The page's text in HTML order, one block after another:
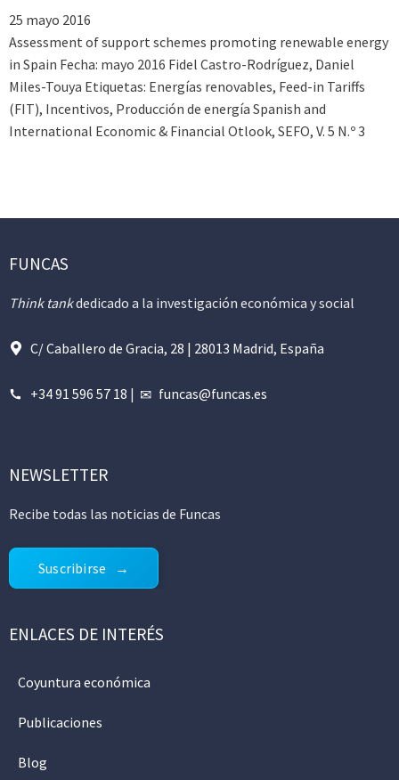
25 mayo 2016
Assessment of support schemes promoting renewable energy
in Spain Fecha: mayo 2016 Fidel Castro-Rodríguez, Daniel
Miles-Touya Etiquetas: Energías renovables, Feed-in Tariffs
(FIT), Incentivos, Producción de energía Spanish and
International Economic & Financial Otlook, SEFO, V. 5 N.º 3
FUNCAS
Think tankdedicado a la investigación económica y social
C/ Caballero de Gracia, 28 | 28013 Madrid, España
+34 91 596 57 18 | funcas@funcas.es
NEWSLETTER
Recibe todas las noticias de Funcas
Suscribirse
ENLACES DE INTERÉS
Coyuntura económica
Publicaciones
Blog